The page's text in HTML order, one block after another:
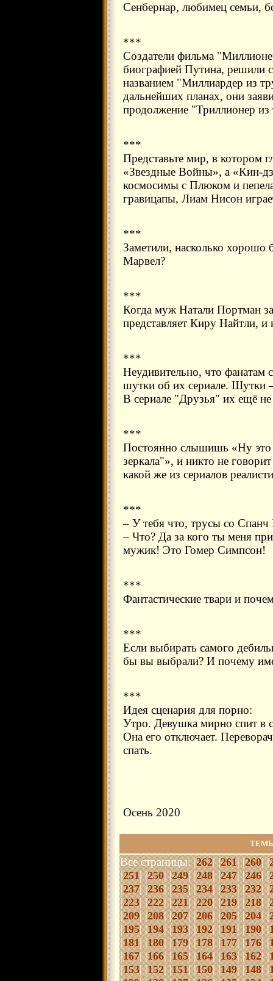
Сенбернар, любимец семьи,
***
Создатели фильма
биографией Путина, решили
названием "Миллиардер из
дальнейших планах, они
продолжение "Триллионер
***
Представьте мир, в котором
«Звездные Войны», а «Кин-
космосимы с Плюком и
гравицапы, Лиам Нисон
***
Заметили, насколько
Марвел?
***
Когда муж Натали Портман
представляет Киру Найтли, и
***
Неудивительно, что фанатам
шутки об их сериале. Шутки
В сериале "Друзья" их ещё
***
Постоянно слышишь «Ну это
зеркала"», и никто не
какой же из сериалов
***
– У тебя что, трусы со Спанч
– Что? Да за кого ты меня
мужик! Это Гомер Симпсон!
***
Фантастические твари и
***
Если выбирать самого
бы вы выбрали? И почему
***
Идея сценария для порно:
Утро. Девушка мирно спит в
Она его отключает.
спать.
Осень 2020
Все страницы: |262| |261| |260| |
|251| |250| |249| |248| |247| |246| |
|237| |236| |235| |234| |233| |232| |
|223| |222| |221| |220| |219| |218| |
|209| |208| |207| |206| |205| |204| |
|195| |194| |193| |192| |191| |190| |
|181| |180| |179| |178| |177| |176| |
|167| |166| |165| |164| |163| |162| |
|153| |152| |151| |150| |149| |148| |